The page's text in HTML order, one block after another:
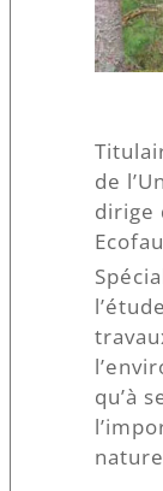
de
dirige
qu’à